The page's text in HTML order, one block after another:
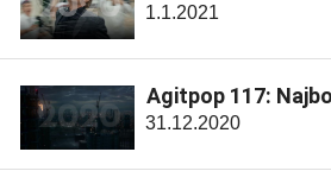
1.1.2021
Agitpop 117:
31.12.2020